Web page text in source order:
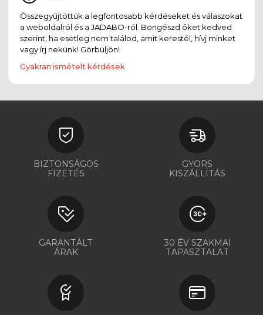
Összegyűjtöttük a legfontosabb kérdéseket és válaszokat
a weboldalról és a JADABO-ról. Böngészd őket kedved
szerint, ha esetleg nem találod, amit kerestél, hívj minket
vagy írj nekünk! Görbüljön!
Gyakran ismételt kérdések
BIZTONSÁGOS
FIZETÉS
GYORS
KISZÁLLÍTÁS
GARANTÁLT
ÁRAK
30 ÉV SZAKMAI
TAPASZTALAT